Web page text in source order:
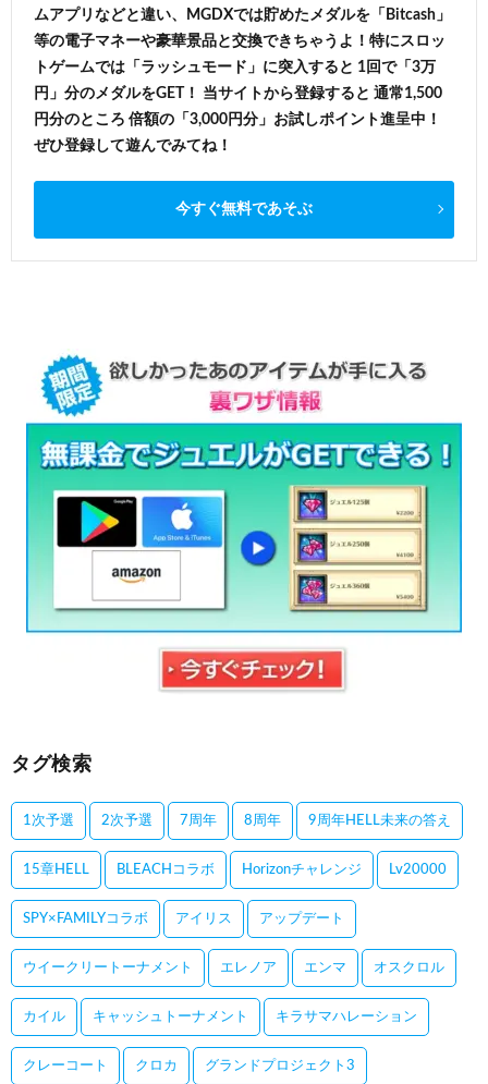
ムアプリなどと違い、MGDXでは貯めたメダルを「Bitcash」
等の電子マネーや豪華景品と交換できちゃうよ！特にスロッ
トゲームでは「ラッシュモード」に突入すると 1回で「3万
円」分のメダルをGET！ 当サイトから登録すると 通常1,500
円分のところ 倍額の「3,000円分」お試しポイント進呈中！
ぜひ登録して遊んでみてね！
今すぐ無料であそぶ
タグ検索
1次予選 2次予選 7周年 8周年 9周年HELL未来の答え
15章HELL BLEACHコラボ Horizonチャレンジ Lv20000
SPY×FAMILYコラボ アイリス アップデート
ウイークリートーナメント エレノア エンマ オスクロル
カイル キャッシュトーナメント キラサマハレーション
クレーコート クロカ グランドプロジェクト3